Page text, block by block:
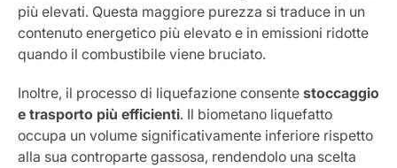
più elevati. Questa maggiore purezza si traduce in un
contenuto energetico più elevato e in emissioni ridotte
quando il combustibile viene bruciato.
Inoltre, il processo di liquefazione consente stoccaggio
e trasporto più efficienti. Il biometano liquefatto
occupa un volume significativamente inferiore rispetto
alla sua controparte gassosa, rendendolo una scelta